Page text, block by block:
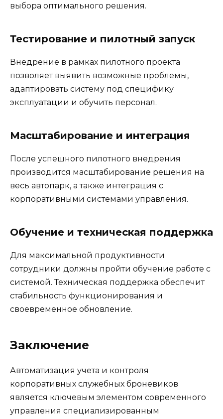
выбора оптимального решения.
Тестирование и пилотный запуск
Внедрение в рамках пилотного проекта
позволяет выявить возможные проблемы,
адаптировать систему под специфику
эксплуатации и обучить персонал.
Масштабирование и интеграция
После успешного пилотного внедрения
производится масштабирование решения на
весь автопарк, а также интеграция с
корпоративными системами управления.
Обучение и техническая поддержка
Для максимальной продуктивности
сотрудники должны пройти обучение работе с
системой. Техническая поддержка обеспечит
стабильность функционирования и
своевременное обновление.
Заключение
Автоматизация учета и контроля
корпоративных служебных броневиков
является ключевым элементом современного
управления специализированным